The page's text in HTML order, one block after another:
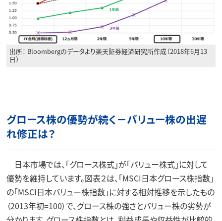
出所： Bloombergのデータより楽天証券経済研究所作成（2018年6月13
日）
グロース株の優勢が続く－バリュー株の出遅
れ修正は？
日本市場では、「グロース株式」が「バリュー株式」に対して
優勢を維持しています。図表２は、「MSCI日本グロース株指数」
の「MSCI日本バリュー株指数」に対する相対推移を示したもの
（2013年初=100）で、グロース株の強さとバリュー株の劣勢が